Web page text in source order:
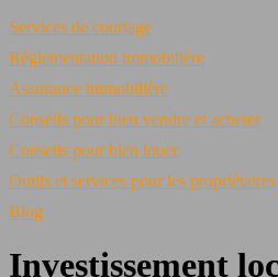
Services de courtage
Réglementation immobilière
Assurance immobilière
Conseils pour bien vendre et acheter
Conseils pour bien louer
Outils et services pour les propriétaires
Blog
Investissement